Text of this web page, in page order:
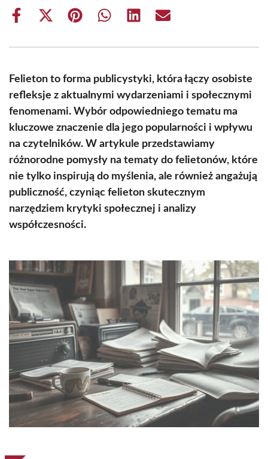
Share
Share
(Twitter)
Share Share Share Share
Felieton to forma publicystyki, która łączy osobiste
refleksje z aktualnymi wydarzeniami i społecznymi
fenomenami. Wybór odpowiedniego tematu ma
kluczowe znaczenie dla jego popularności i wpływu
na czytelników. W artykule przedstawiamy
różnorodne pomysły na tematy do felietonów, które
nie tylko inspirują do myślenia, ale również angażują
publiczność, czyniąc felieton skutecznym
narzędziem krytyki społecznej i analizy
współczesności.